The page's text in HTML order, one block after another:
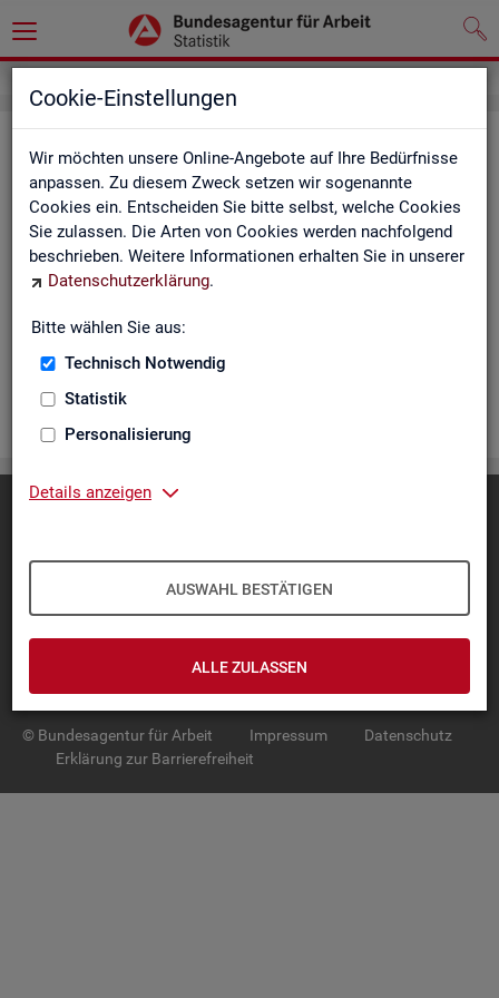
Cookie-Einstellungen
Wir möchten unsere Online-Angebote auf Ihre Bedürfnisse
anpassen. Zu diesem Zweck setzen wir sogenannte
Cookies ein. Entscheiden Sie bitte selbst, welche Cookies
Sie zulassen. Die Arten von Cookies werden nachfolgend
beschrieben. Weitere Informationen erhalten Sie in unserer
Datenschutzerklärung.
Bitte wählen Sie aus:
Technisch Notwendig
Statistik
Personalisierung
Details anzeigen
AUSWAHL BESTÄTIGEN
ALLE ZULASSEN
Ar­beits­lo­se und Ar­beits­lo­sen­quo­
ten - Deutsch­land, Län­der, Krei­se
und Ge­mein­den (Zeit­rei­he Mo­nats-
und Jah­res­zah­len)
nen über Ar­beits­lo­se nach Alter, Ge­schlecht, Staats­an­ge­hö­
rig­keit, Schwer­be­hin­de­rung und wei­te­re Merk­ma­le sowie Ar­
beits­lo­sen­quo­ten.
Diese Seite empfehlen
IN­TER­AK­TI­VE STA­TIS­TI­KEN
GRUND­LA­GEN
© Bundesagentur für Arbeit Impressum
Datenschutz
Erklärung zur Barrierefreiheit